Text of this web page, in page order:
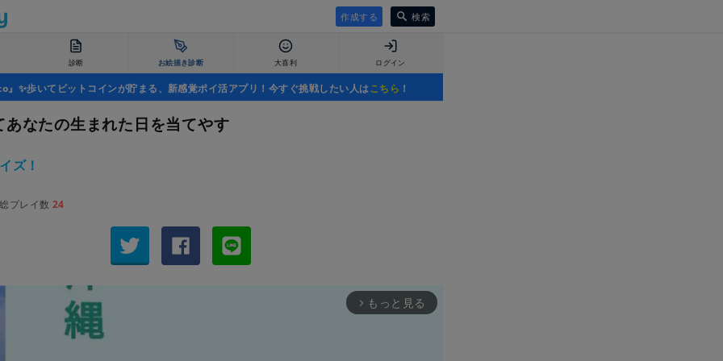
作成する 検索
診断 お絵描き診断 大喜利 ログイン
』✨歩いてビットコインが貯まる、新感覚ポイ活アプリ！今すぐ挑戦したい人はこちら ！
あなたの生まれた日を当てやす
ズ！
総プレイ数 24
arrow_forward_ios もっと見る